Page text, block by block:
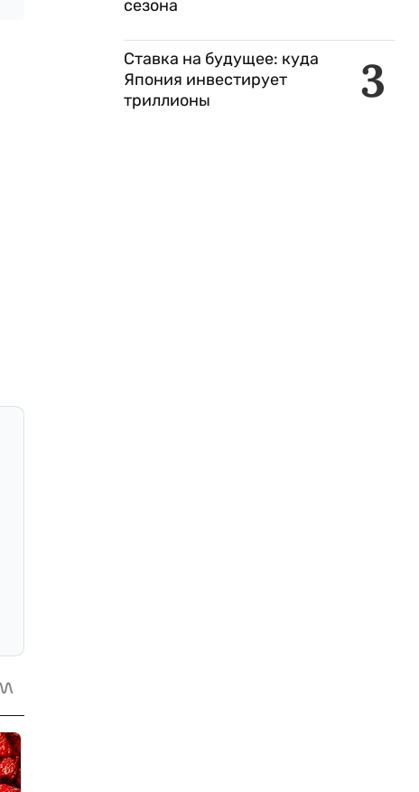
сезона
3
Ставка на будущее: куда
Япония инвестирует
триллионы